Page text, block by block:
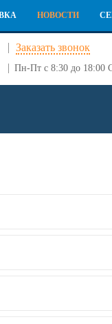
НОВОСТИ
Заказать звонок
Пн-Пт с 8:30 до 18:00